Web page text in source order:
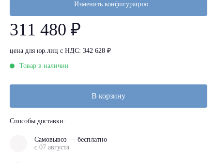
Изменить конфигурацию
311 480 ₽
цена для юр.лиц с НДС: 342 628 ₽
Товар в наличии
В корзину
Способы доставки:
Самовывоз — бесплатно
с 07 августа